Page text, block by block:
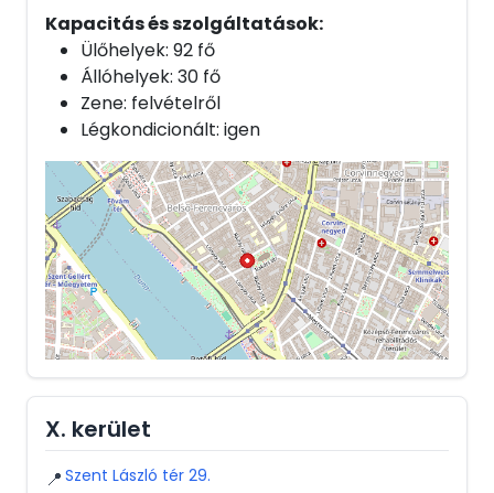
Kapacitás és szolgáltatások:
Ülőhelyek: 92 fő
Állóhelyek: 30 fő
Zene: felvételről
Légkondicionált: igen
X. kerület
📍 Szent László tér 29.